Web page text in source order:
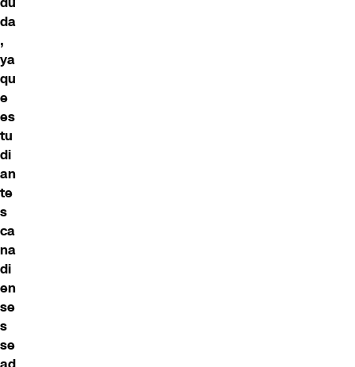
da
,
ya
qu
e
es
tu
di
an
te
s
ca
na
di
en
se
s
se